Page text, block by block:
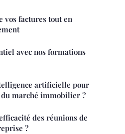
vos factures tout en
avec nos formations
artificielle pour
marché immobilier ?
des réunions de
?